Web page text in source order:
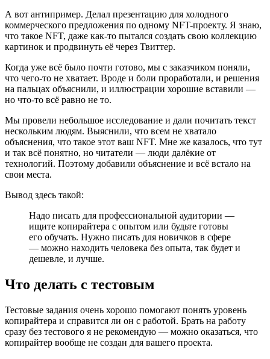
А вот антипример. Делал презентацию для холодного
коммерческого предложения по одному NFT-проекту. Я знаю,
что такое NFT, даже как-то пытался создать свою коллекцию
картинок и продвинуть её через Твиттер.
Когда уже всё было почти готово, мы с заказчиком поняли,
что чего-то не хватает. Вроде и боли проработали, и решения
на пальцах объяснили, и иллюстрации хорошие вставили —
но что-то всё равно не то.
Мы провели небольшое исследование и дали почитать текст
нескольким людям. Выяснили, что всем не хватало
объяснения, что такое этот ваш NFT. Мне же казалось, что тут
и так всё понятно, но читатели — люди далёкие от
технологий. Поэтому добавили объяснение и всё встало на
свои места.
Вывод здесь такой:
Надо писать для профессиональной аудитории —
ищите копирайтера с опытом или будьте готовы
его обучать. Нужно писать для новичков в сфере
— можно находить человека без опыта, так будет и
дешевле, и лучше.
Что делать с тестовым
Тестовые задания очень хорошо помогают понять уровень
копирайтера и справится ли он с работой. Брать на работу
сразу без тестового я не рекомендую — можно оказаться, что
копирайтер вообще не создан для вашего проекта.